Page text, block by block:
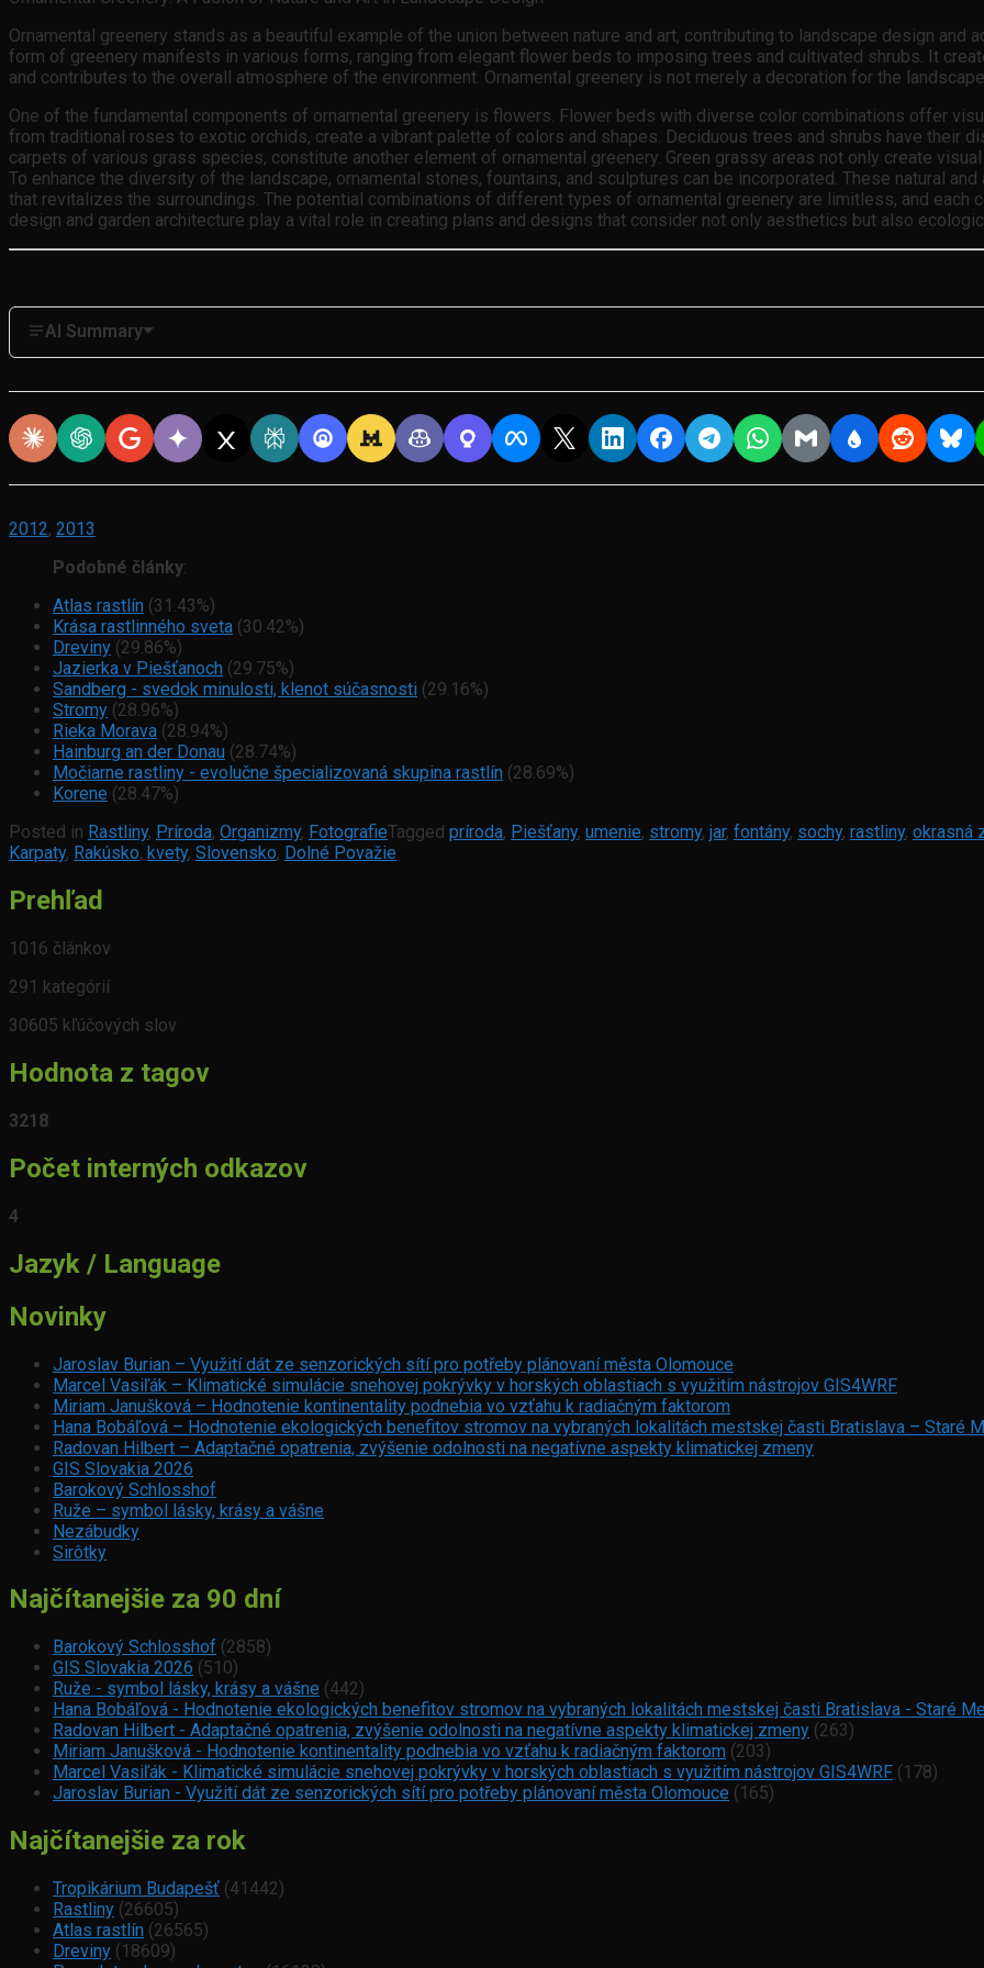
Ornamental greenery stands as a beautiful example of the union between nature and art, contributing to landscape design and
form of greenery manifests in various forms, ranging from elegant flower beds to imposing trees and cultivated shrubs. It
and contributes to the overall atmosphere of the environment. Ornamental greenery is not merely a decoration for the
One of the fundamental components of ornamental greenery is flowers. Flower beds with diverse color combinations offer
from traditional roses to exotic orchids, create a vibrant palette of colors and shapes. Deciduous trees and shrubs have their
carpets of various grass species, constitute another element of ornamental greenery. Green grassy areas not only create
To enhance the diversity of the landscape, ornamental stones, fountains, and sculptures can be incorporated. These natural
that revitalizes the surroundings. The potential combinations of different types of ornamental greenery are limitless, and each
design and garden architecture play a vital role in creating plans and designs that consider not only aesthetics but also
AI Summary
2012, 2013
Podobné články:
Atlas rastlín (31.43%)
Krása rastlinného sveta (30.42%)
Dreviny (29.86%)
Jazierka v Piešťanoch (29.75%)
Sandberg - svedok minulosti, klenot súčasnosti (29.16%)
Stromy (28.96%)
Rieka Morava (28.94%)
Hainburg an der Donau (28.74%)
Močiarne rastliny - evolučne špecializovaná skupina rastlín (28.69%)
Korene (28.47%)
Posted in Rastliny, Príroda, Organizmy, FotografieTagged príroda, Piešťany, umenie, stromy, jar, fontány, sochy, rastliny, okrasná
Karpaty, Rakúsko, kvety, Slovensko, Dolné Považie
Prehľad
1016 článkov
291 kategórií
30605 kľúčových slov
Hodnota z tagov
3218
Počet interných odkazov
4
Jazyk / Language
Novinky
Jaroslav Burian – Využití dát ze senzorických sítí pro potřeby plánovaní města Olomouce
Marcel Vasiľák – Klimatické simulácie snehovej pokrývky v horských oblastiach s využitím nástrojov GIS4WRF
Miriam Janušková – Hodnotenie kontinentality podnebia vo vzťahu k radiačným faktorom
Hana Bobáľová – Hodnotenie ekologických benefitov stromov na vybraných lokalitách mestskej časti Bratislava – Staré
Radovan Hilbert – Adaptačné opatrenia, zvýšenie odolnosti na negatívne aspekty klimatickej zmeny
GIS Slovakia 2026
Barokový Schlosshof
Ruže – symbol lásky, krásy a vášne
Nezábudky
Sirôtky
Najčítanejšie za 90 dní
Barokový Schlosshof (2858)
GIS Slovakia 2026 (510)
Ruže - symbol lásky, krásy a vášne (442)
Hana Bobáľová - Hodnotenie ekologických benefitov stromov na vybraných lokalitách mestskej časti Bratislava - Staré
Radovan Hilbert - Adaptačné opatrenia, zvýšenie odolnosti na negatívne aspekty klimatickej zmeny (263)
Miriam Janušková - Hodnotenie kontinentality podnebia vo vzťahu k radiačným faktorom (203)
Marcel Vasiľák - Klimatické simulácie snehovej pokrývky v horských oblastiach s využitím nástrojov GIS4WRF (178)
Jaroslav Burian - Využití dát ze senzorických sítí pro potřeby plánovaní města Olomouce (165)
Najčítanejšie za rok
Tropikárium Budapešť (41442)
Rastliny (26605)
Atlas rastlín (26565)
Dreviny (18609)